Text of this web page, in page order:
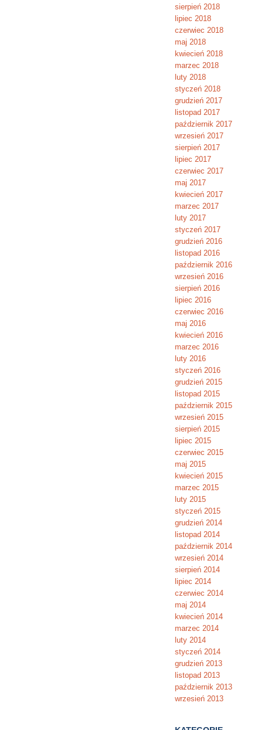
sierpień 2018
lipiec 2018
czerwiec 2018
maj 2018
kwiecień 2018
marzec 2018
luty 2018
styczeń 2018
grudzień 2017
listopad 2017
październik 2017
wrzesień 2017
sierpień 2017
lipiec 2017
czerwiec 2017
maj 2017
kwiecień 2017
marzec 2017
luty 2017
styczeń 2017
grudzień 2016
listopad 2016
październik 2016
wrzesień 2016
sierpień 2016
lipiec 2016
czerwiec 2016
maj 2016
kwiecień 2016
marzec 2016
luty 2016
styczeń 2016
grudzień 2015
listopad 2015
październik 2015
wrzesień 2015
sierpień 2015
lipiec 2015
czerwiec 2015
maj 2015
kwiecień 2015
marzec 2015
luty 2015
styczeń 2015
grudzień 2014
listopad 2014
październik 2014
wrzesień 2014
sierpień 2014
lipiec 2014
czerwiec 2014
maj 2014
kwiecień 2014
marzec 2014
luty 2014
styczeń 2014
grudzień 2013
listopad 2013
październik 2013
wrzesień 2013